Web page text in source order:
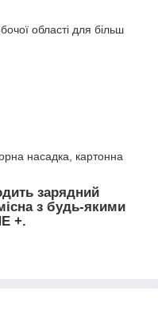
області для більш
насадка, картонна
зарядний
з будь-якими
+.